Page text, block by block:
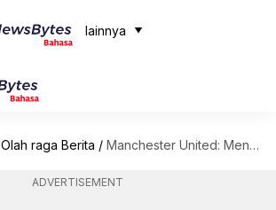
lainnya
Olah raga Berita / Manchester United: Menguraikan statistik manajer pasca Alex Ferguson
ADVERTISEMENT